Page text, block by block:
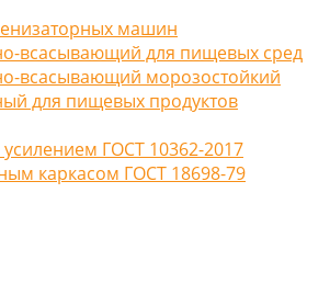
машин
всасывающий для пищевых сред
всасывающий морозостойкий
для пищевых продуктов
ГОСТ 10362-2017
каркасом ГОСТ 18698-79